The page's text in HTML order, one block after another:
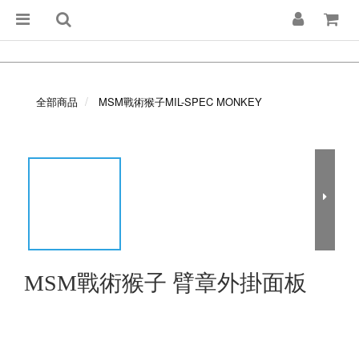
全部商品 MSM戰術猴子MIL-SPEC MONKEY
MSM戰術猴子 臂章外掛面板